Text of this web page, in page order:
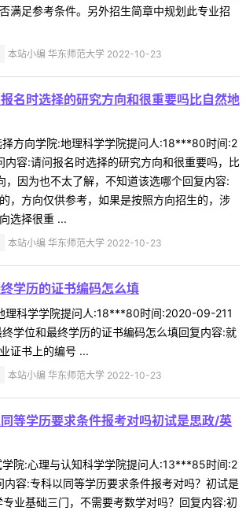
满足参考条件。另外招生简章中规划此专业招
本站小编 华东师范大学 2022-10-23
名时选择的研究方向和很重要吗比自然地
方向学院:地理科学学院提问人:18***80时间:2
容:请问报名时选择的研究方向和很重要吗，比
，因为也不太了解，不知道该选哪个回复内容:
，方向仅供参考，如果是按照方向招生的，涉
选择很重 ...
本站小编 华东师范大学 2022-10-23
学历的证书编码怎么填
理科学学院提问人:18***80时间:2020-09-211
学位和最终学历的证书编码怎么填回复内容:就
证书上的编号 ...
本站小编 华东师范大学 2022-10-23
等学历要求条件报考对吗初试是思政/英
院:心理与认知科学学院提问人:13***85时间:2
容:专科以同等学历要求条件报考对吗？初试是
业基础三门，不需要考数学对吗？回复内容:初